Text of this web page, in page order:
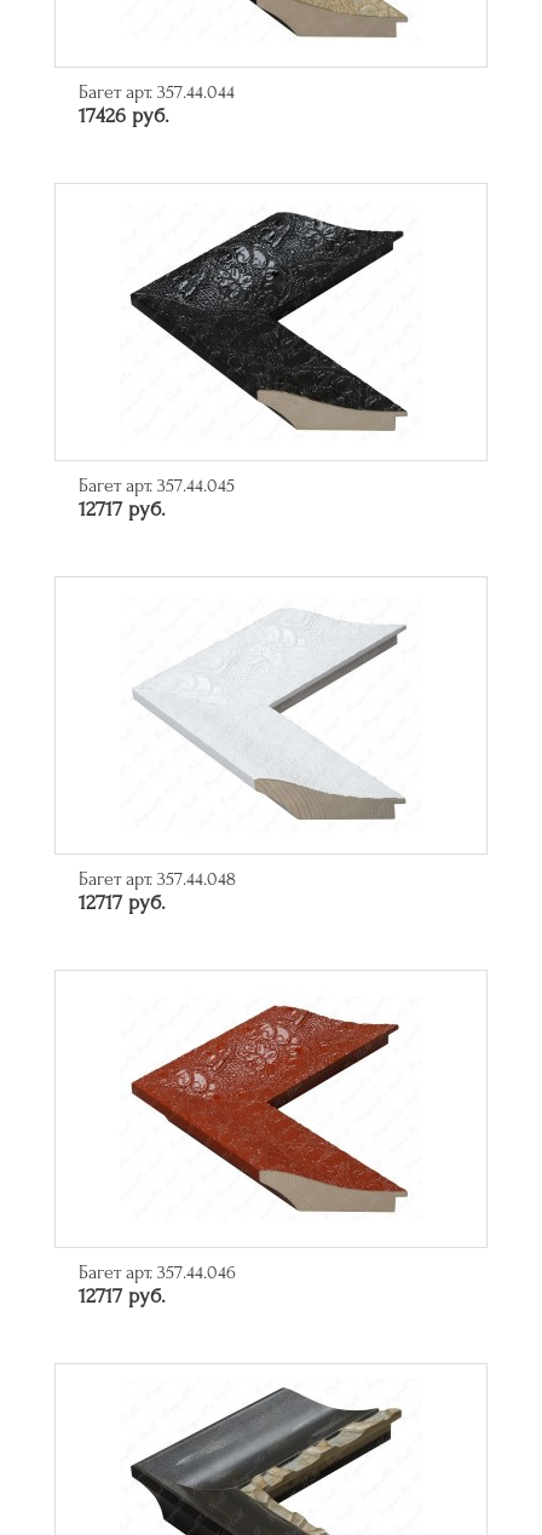
Багет арт. 357.44.044
17426 руб.
Багет арт. 357.44.045
12717 руб.
Багет арт. 357.44.048
12717 руб.
Багет арт. 357.44.046
12717 руб.